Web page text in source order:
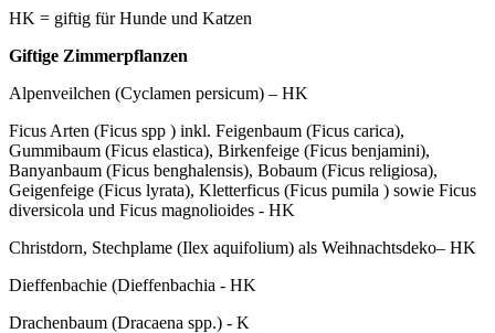
HK = giftig für Hunde und Katzen
Giftige Zimmerpflanzen
Alpenveilchen (Cyclamen persicum) – HK
Ficus Arten (Ficus spp ) inkl. Feigenbaum (Ficus carica),
Gummibaum (Ficus elastica), Birkenfeige (Ficus benjamini),
Banyanbaum (Ficus benghalensis), Bobaum (Ficus religiosa),
Geigenfeige (Ficus lyrata), Kletterficus (Ficus pumila ) sowie Ficus
diversicola und Ficus magnolioides - HK
Christdorn, Stechplame (Ilex aquifolium) als Weihnachtsdeko– HK
Dieffenbachie (Dieffenbachia - HK
Drachenbaum (Dracaena spp.) - K